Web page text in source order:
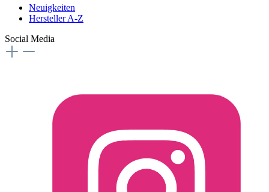
Neuigkeiten
Hersteller A-Z
Social Media